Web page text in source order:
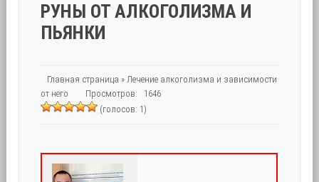
РУНЫ ОТ АЛКОГОЛИЗМА И
ПЬЯНКИ
Главная страница »Лечение алкоголизма и зависимости
от него
Просмотров: 1646
(голосов: 1)